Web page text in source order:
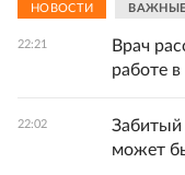
НОВОСТИ
22:21
Врач
работе
22:02
Забитый
может